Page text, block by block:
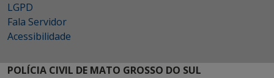
LGPD
Fala Servidor
Acessibilidade
POLÍCIA CIVIL DE MATO GROSSO DO SUL